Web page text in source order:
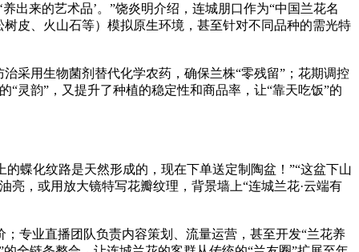
出来的艺术品’。”饶炎明介绍，连城朋口作为“中国兰花名
皮、火山石等）模拟原生环境，甚至针对不同品种的需光特
采用生物菌剂替代化学农药，确保兰株“零残留”；花期调控
灵韵”，又提升了种植的稳定性和商品率，让“靠天吃饭”的
蝶化纹路是天然形成的，现在下单送定制陶盆！”“这盆下山
，或用放大镜特写花瓣纹理，背景墙上“连城兰花·云端有
专业直播团队负责内容策划、流量运营，甚至开发“兰花养